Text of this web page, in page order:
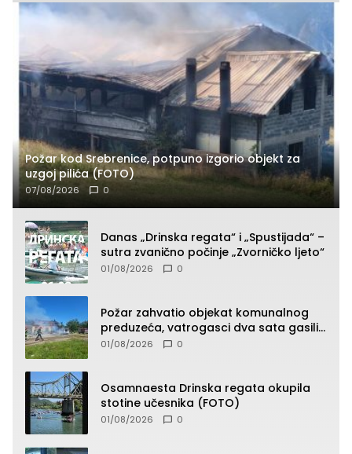
Požar kod Srebrenice, potpuno izgorio objekt za
uzgoj pilića (FOTO)
07/08/2026 0
Danas „Drinska regata“ i „Spustijada“ –
sutra zvanično počinje „Zvorničko ljeto“
01/08/2026 0
Požar zahvatio objekat komunalnog
preduzeća, vatrogasci dva sata gasili
vatru (FOTO)
01/08/2026 0
Osamnaesta Drinska regata okupila
stotine učesnika (FOTO)
01/08/2026 0